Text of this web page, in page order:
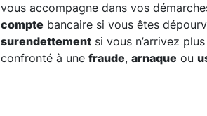
vous accompagne dans vos
compte bancaire si vous êtes
surendettement si vous n’arrivez
confronté à une fraude, arnaque ou